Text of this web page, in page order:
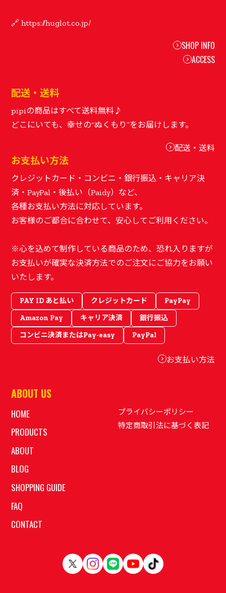
SHOP INFO
ACCESS
配送・送料
pipiの商品はすべて送料無料♪
配送・送料
お支払い方法
クレジットカード・コンビニ・銀行振込・キャリア決
済・PayPal・後払い（Paidy）など、
各種お支払い方法に対応しています。
お客様のご都合に合わせて、安心してご利用ください。
※心を込めて制作している商品のため、恐れ入りますが
お支払いが確実な決済方法でのご注文にご協力をお願い
いたします。
PAY ID あと払い クレジットカード
PayPay
Amazon Pay
キャリア決済
銀行振込
コンビニ決済またはPay-easy
PayPal
お支払い方法
ABOUT US
HOME
PRODUCTS
ABOUT
BLOG
SHOPPING GUIDE
FAQ
CONTACT
プライバシーポリシー
特定商取引法に基づく表記